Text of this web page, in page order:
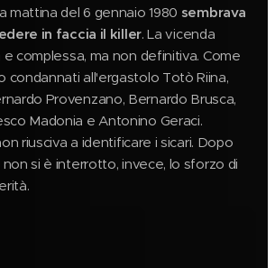
mattina del 6 gennaio 1980 sembrava
in faccia il killer. La vicenda
e complessa, ma non definitiva. Come
condannati all'ergastolo Totò Riina,
Provenzano, Bernardo Brusca,
Madonia e Antonino Geraci.
riusciva a identificare i sicari. Dopo
si è interrotto, invece, lo sforzo di